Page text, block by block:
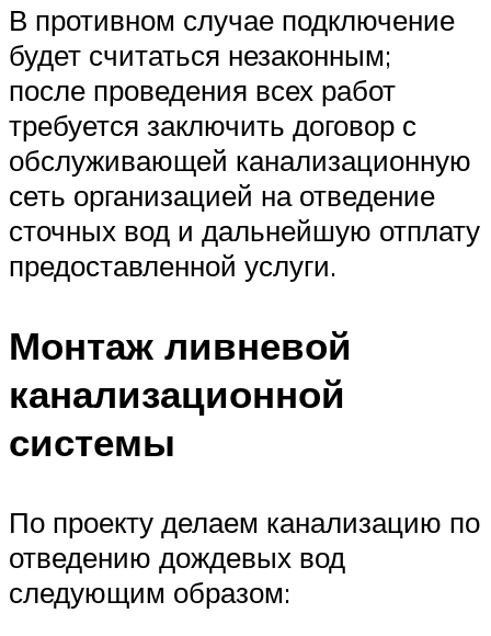
В противном случае подключение
будет считаться незаконным;
после проведения всех работ
требуется заключить договор с
обслуживающей канализационную
сеть организацией на отведение
сточных вод и дальнейшую отплату
предоставленной услуги.
Монтаж ливневой
канализационной
системы
По проекту делаем канализацию по
отведению дождевых вод
следующим образом: